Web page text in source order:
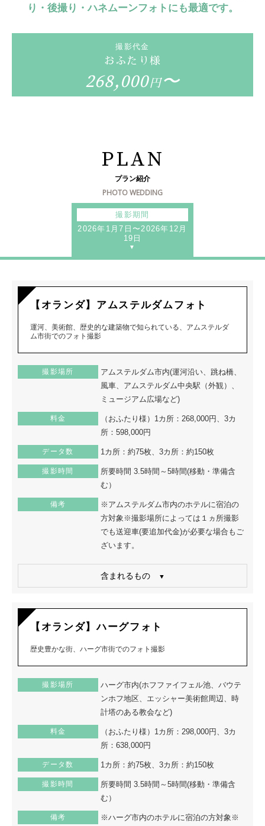
り・後撮り・ハネムーンフォトにも最適です。
撮影代金
おふたり様
268,000円〜
PLAN
プラン紹介
PHOTO WEDDING
撮影期間
2026年1月7日〜2026年12月
19日
【オランダ】アムステルダムフォト
運河、美術館、歴史的な建築物で知られている、アムステルダ
ム市街でのフォト撮影
撮影場所
アムステルダム市内(運河沿い、跳ね橋、
風車、アムステルダム中央駅（外観）、
ミュージアム広場など)
料金
（おふたり様）1カ所：268,000円、3カ
所：598,000円
データ数 1カ所：約75枚、3カ所：約150枚
撮影時間
所要時間 3.5時間～5時間(移動・準備含
む）
備考
※アムステルダム市内のホテルに宿泊の
方対象※撮影場所によっては１ヵ所撮影
でも送迎車(要追加代金)が必要な場合もご
ざいます。
含まれるもの
【オランダ】ハーグフォト
歴史豊かな街、ハーグ市街でのフォト撮影
撮影場所
ハーグ市内(ホフファイフェル池、バウテ
ンホフ地区、エッシャー美術館周辺、時
計塔のある教会など)
料金
（おふたり様）1カ所：298,000円、3カ
所：638,000円
データ数 1カ所：約75枚、3カ所：約150枚
撮影時間
所要時間 3.5時間～5時間(移動・準備含
む）
備考
※ハーグ市内のホテルに宿泊の方対象※